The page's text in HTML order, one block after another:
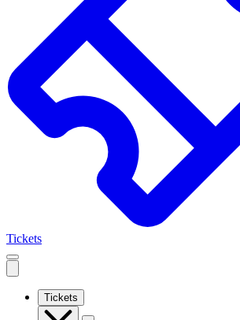
Tickets
Open
mobile
Tickets